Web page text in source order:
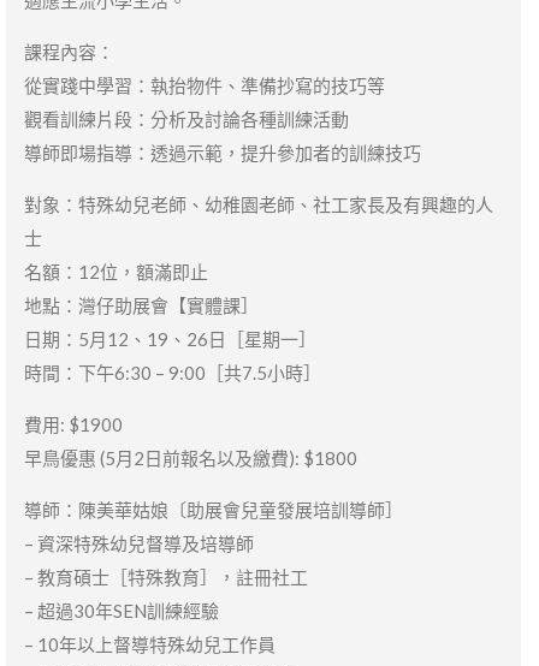
課程內容：
從實踐中學習：執抬物件、準備抄寫的技巧等
觀看訓練片段：分析及討論各種訓練活動
導師即場指導：透過示範，提升參加者的訓練技巧
對象：特殊幼兒老師、幼稚園老師、社工家長及有興趣的人
士
名額：12位，額滿即止
地點：灣仔助展會【實體課］
日期：5月12、19、26日［星期一］
時間：下午6:30 – 9:00［共7.5小時］
費用: $1900
早鳥優惠 (5月2日前報名以及繳費): $1800
導師：陳美華姑娘〔助展會兒童發展培訓導師］
– 資深特殊幼兒督導及培導師
– 教育碩士［特殊教育］，註冊社工
– 超過30年SEN訓練經驗
– 10年以上督導特殊幼兒工作員